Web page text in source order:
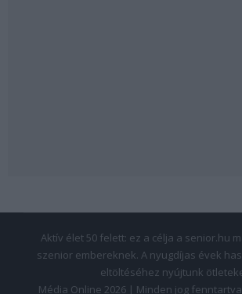
Aktív élet 50 felett: ez a célja a senior.hu
szenior embereknek. A nyugdíjas évek
eltöltéséhez nyújtunk
Média Online 2026 | Minden jog